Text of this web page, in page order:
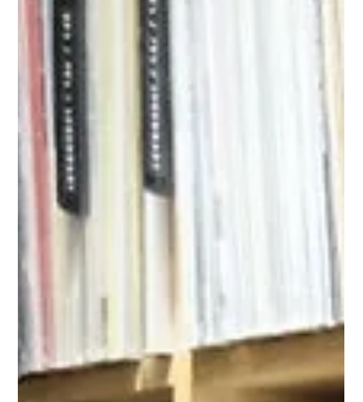
SCANNOW 香港小店介紹丨Blendit：健
康與美味的融合